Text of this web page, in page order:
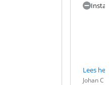
Lees
Johan C
Datum: